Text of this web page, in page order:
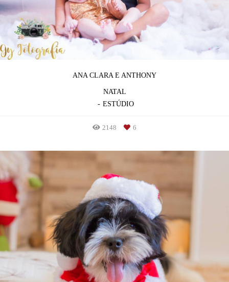
ANA CLARA E ANTHONY
NATAL
ESTÚDIO
2148 6